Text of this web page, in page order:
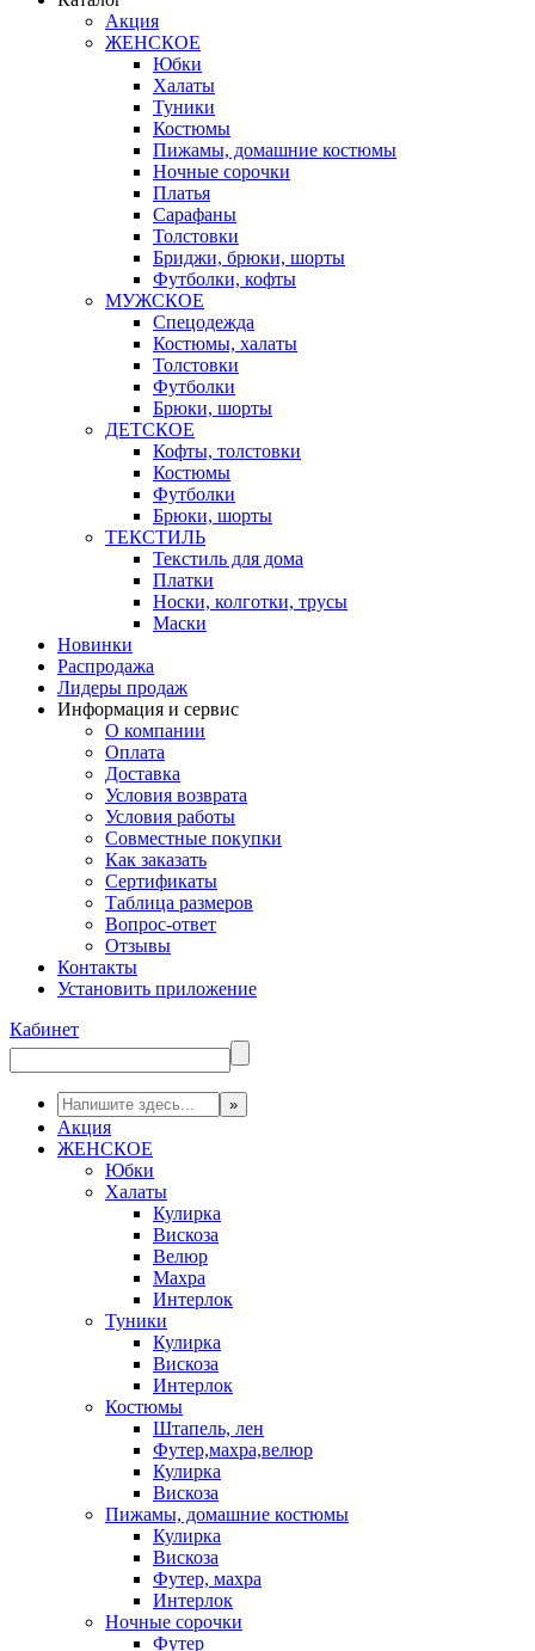
Акция
ЖЕНСКОЕ
Юбки
Халаты
Туники
Костюмы
Пижамы, домашние костюмы
Ночные сорочки
Платья
Сарафаны
Толстовки
Бриджи, брюки, шорты
Футболки, кофты
МУЖСКОЕ
Спецодежда
Костюмы, халаты
Толстовки
Футболки
Брюки, шорты
ДЕТСКОЕ
Кофты, толстовки
Костюмы
Футболки
Брюки, шорты
ТЕКСТИЛЬ
Текстиль для дома
Платки
Носки, колготки, трусы
Маски
Новинки
Распродажа
Лидеры продаж
Информация и сервис
О компании
Оплата
Доставка
Условия возврата
Условия работы
Совместные покупки
Как заказать
Сертификаты
Таблица размеров
Вопрос-ответ
Отзывы
Контакты
Установить приложение
Кабинет
Акция
ЖЕНСКОЕ
Юбки
Халаты
Кулирка
Вискоза
Велюр
Махра
Интерлок
Туники
Кулирка
Вискоза
Интерлок
Костюмы
Штапель, лен
Футер,махра,велюр
Кулирка
Вискоза
Пижамы, домашние костюмы
Кулирка
Вискоза
Футер, махра
Интерлок
Ночные сорочки
Футер